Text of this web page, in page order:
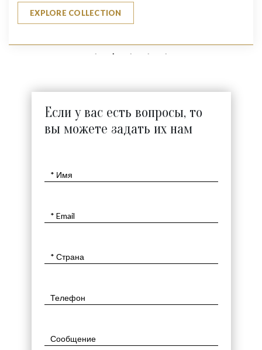
EXPLORE COLLECTION
Если у вас есть вопросы, то
вы можете задать их нам